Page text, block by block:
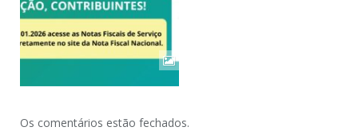
Os comentários estão fechados.